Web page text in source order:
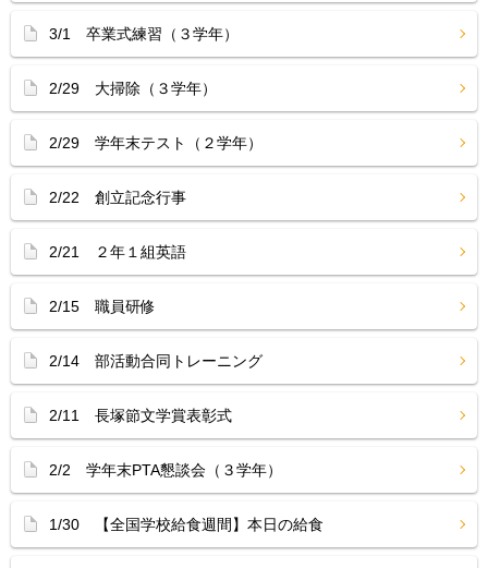
3/1 卒業式練習（３学年）
2/29 大掃除（３学年）
2/29 学年末テスト（２学年）
2/22 創立記念行事
2/21 ２年１組英語
2/15 職員研修
2/14 部活動合同トレーニング
2/11 長塚節文学賞表彰式
2/2 学年末PTA懇談会（３学年）
1/30 【全国学校給食週間】本日の給食